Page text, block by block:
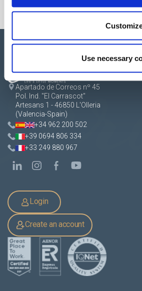
Use necessary
Apartado de Correos nº 45
Pol. Ind. "El Carrascot"
Artesans 1 - 46850 L'Olleria
(Valencia-Spain)
+34 962 200 502
+39 0694 806 334
+33 249 880 967
Login
Create an account